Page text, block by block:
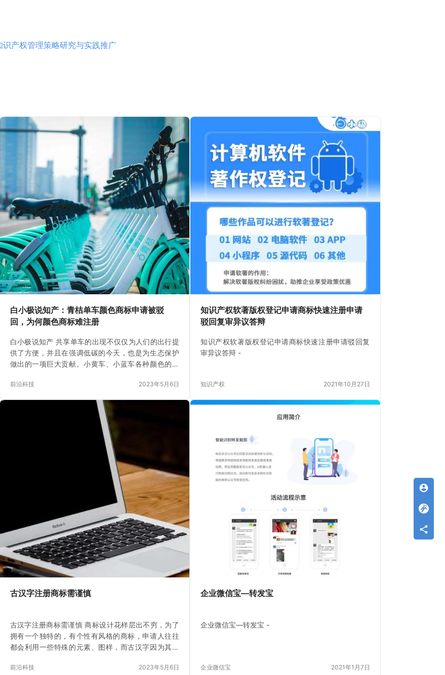
产权管理策略研究与实践推广
白小极说知产：青桔单车颜色商标申请被驳
回，为何颜色商标难注册
白小极说知产 共享单车的出现不仅仅为人们的出行提
供了方便，并且在强调低碳的今天，也是为生态保护
做出的一项巨大贡献。小黄车、小蓝车各种颜色的单
线。 而青桔单…
前沿科技 2023年5月6日
知识产权软著版权登记申请商标快速注册申请
驳回复审异议答辩
知识产权软著版权登记申请商标快速注册申请驳回复
审异议答辩 -
知识产权 2021年10月27日
古汉字注册商标需谨慎
古汉字注册商标需谨慎 商标设计花样层出不穷，为了
拥有一个独特的，有个性有风格的商标，申请人往往
都会利用一些特殊的元素、图样，而古汉字因为其优
青睐，纷纷在商…
前沿科技 2023年5月6日
企业微信宝—转发宝
企业微信宝—转发宝 -
企业微信宝 2021年1月7日
account_circle